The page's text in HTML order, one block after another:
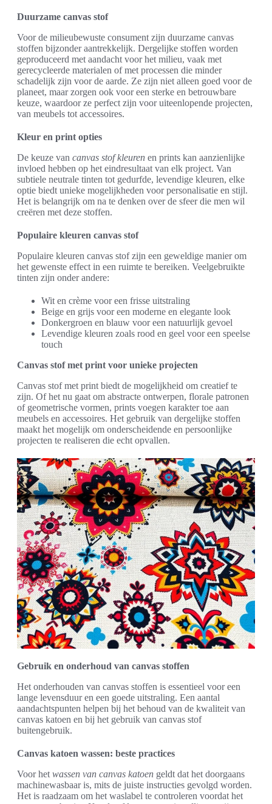
Duurzame canvas stof
Voor de milieubewuste consument zijn duurzame canvas
stoffen bijzonder aantrekkelijk. Dergelijke stoffen worden
geproduceerd met aandacht voor het milieu, vaak met
gerecycleerde materialen of met processen die minder
schadelijk zijn voor de aarde. Ze zijn niet alleen goed voor de
planeet, maar zorgen ook voor een sterke en betrouwbare
keuze, waardoor ze perfect zijn voor uiteenlopende projecten,
van meubels tot accessoires.
Kleur en print opties
De keuze van canvas stof kleuren en prints kan aanzienlijke
invloed hebben op het eindresultaat van elk project. Van
subtiele neutrale tinten tot gedurfde, levendige kleuren, elke
optie biedt unieke mogelijkheden voor personalisatie en stijl.
Het is belangrijk om na te denken over de sfeer die men wil
creëren met deze stoffen.
Populaire kleuren canvas stof
Populaire kleuren canvas stof zijn een geweldige manier om
het gewenste effect in een ruimte te bereiken. Veelgebruikte
tinten zijn onder andere:
Wit en crème voor een frisse uitstraling
Beige en grijs voor een moderne en elegante look
Donkergroen en blauw voor een natuurlijk gevoel
Levendige kleuren zoals rood en geel voor een speelse
touch
Canvas stof met print voor unieke projecten
Canvas stof met print biedt de mogelijkheid om creatief te
zijn. Of het nu gaat om abstracte ontwerpen, florale patronen
of geometrische vormen, prints voegen karakter toe aan
meubels en accessoires. Het gebruik van dergelijke stoffen
maakt het mogelijk om onderscheidende en persoonlijke
projecten te realiseren die echt opvallen.
Gebruik en onderhoud van canvas stoffen
Het onderhouden van canvas stoffen is essentieel voor een
lange levensduur en een goede uitstraling. Een aantal
aandachtspunten helpen bij het behoud van de kwaliteit van
canvas katoen en bij het gebruik van canvas stof
buitengebruik.
Canvas katoen wassen: beste practices
Voor het wassen van canvas katoen geldt dat het doorgaans
machinewasbaar is, mits de juiste instructies gevolgd worden.
Het is raadzaam om het waslabel te controleren voordat het